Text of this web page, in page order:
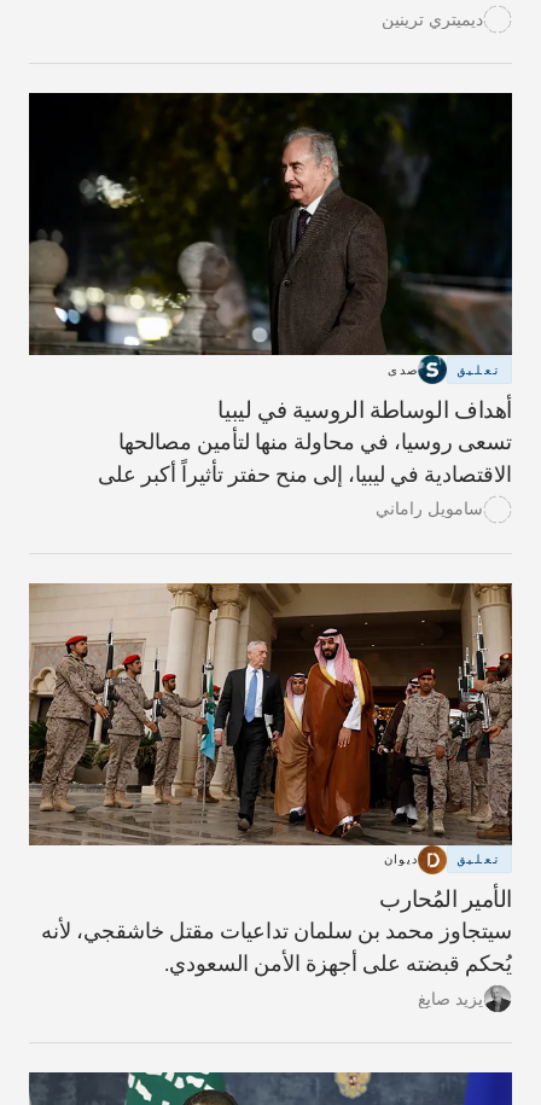
فرص.ديميتري ترينين
تعليق صدى
أهداف الوساطة الروسية في ليبيا
تسعى روسيا، في محاولة منها لتأمين مصالحها
الاقتصادية في ليبيا، إلى منح حفتر تأثيراً أكبر على
التسوية الدبلوماسية التي قد يجري التوصل إليها مستقبلاً
سامويل راماني
تعليق ديوان
الأمير المُحارب
سيتجاوز محمد بن سلمان تداعيات مقتل خاشقجي، لأنه
يُحكم قبضته على أجهزة الأمن السعودي.
يزيد صايغ